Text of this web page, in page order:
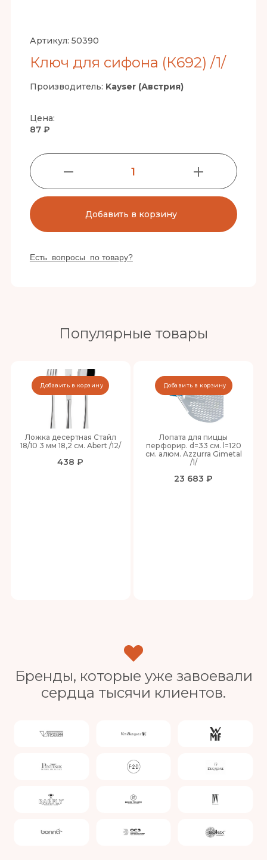
Артикул: 50390
Ключ для сифона (К692) /1/
Производитель: Kayser (Австрия)
Цена:
87 ₽
1
Добавить в корзину
Есть вопросы по товару?
Популярные товары
Ложка десертная Стайл
18/10 3 мм 18,2 см. Abert /12/
438 ₽
Добавить в корзину
Лопата для пиццы
перфорир. d=33 см. l=120
см. алюм. Azzurra Gimetal
/1/
23 683 ₽
Добавить в корзину
Бренды, которые уже завоевали
сердца тысячи клиентов.